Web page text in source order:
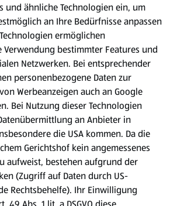
Einkäufe.
HOFER.
Tab)
und ähnliche Technologien ein, um
an Ihre Bedürfnisse anpassen
ermöglichen
Verwendung bestimmter Features und
Netzwerken. Bei entsprechender
personenbezogene Daten zur
Werbeanzeigen auch an Google
Bei Nutzung dieser Technologien
an Anbieter in
die USA kommen. Da die
Gerichtshof kein angemessenes
aufweist, bestehen aufgrund der
(Zugriff auf Daten durch US-
Rechtsbehelfe). Ihr Einwilligung